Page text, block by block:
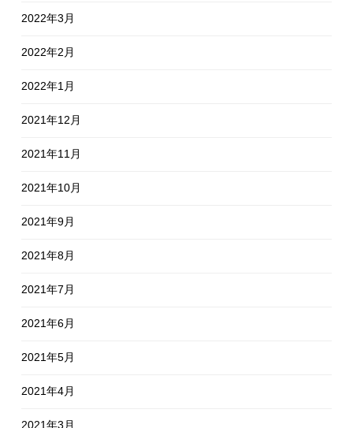
2022年3月
2022年2月
2022年1月
2021年12月
2021年11月
2021年10月
2021年9月
2021年8月
2021年7月
2021年6月
2021年5月
2021年4月
2021年3月